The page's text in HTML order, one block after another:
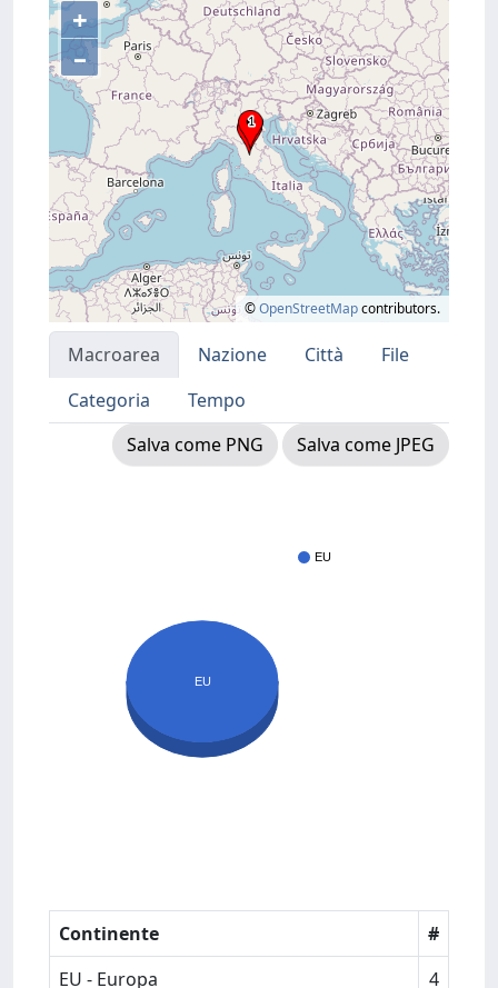
+
–
©OpenStreetMapcontributors.
Macroarea Nazione Città
File
Categoria
Tempo
Salva come PNG
Salva come JPEG
EU
EU
Continente
#
EU - Europa
4